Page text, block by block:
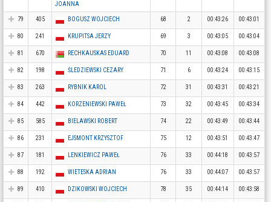
JOANNA
79 405 BOGUSZ WOJCIECH 68 2 00:43:26 00:43:01
80 241 KRUPITSA JERZY 69 3 00:43:05 00:43:04
81 670 RECHKAUSKAS EDUARD 70 11 00:43:08 00:43:08
82 198 ŚLEDZIEWSKI CEZARY 71 6 00:43:24 00:43:15
83 263 RYBNIK KAROL 72 31 00:43:31 00:43:21
84 442 KORZENIEWSKI PAWEŁ 73 32 00:43:45 00:43:34
85 585 BIELAWSKI ROBERT 74 22 00:43:49 00:43:44
86 231 EJSMONT KRZYSZTOF 75 12 00:43:51 00:43:47
87 181 LENKIEWICZ PAWEŁ 76 33 00:44:18 00:43:57
88 192 WIETESKA ADRIAN 76 33 00:44:07 00:43:57
89 410 DZIKOWSKI WOJCIECH 78 35 00:44:14 00:43:58